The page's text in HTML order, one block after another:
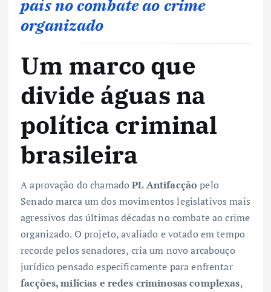
país no combate ao crime
organizado
Um marco que
divide águas na
política criminal
brasileira
A aprovação do chamadoPL Antifacção pelo
Senado marca um dos movimentos legislativos mais
agressivos das últimas décadas no combate ao crime
organizado. O projeto, avaliado e votado em tempo
recorde pelos senadores, cria um novo arcabouço
jurídico pensado especificamente para enfrentar
facções, milícias e redes criminosas complexas,